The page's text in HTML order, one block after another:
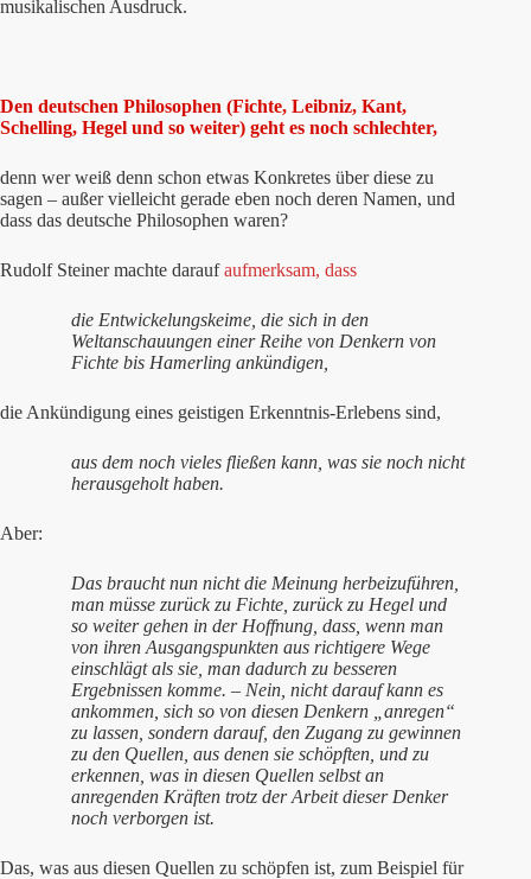
musikalischen Ausdruck.
Den deutschen Philosophen (Fichte, Leibniz, Kant,
Schelling, Hegel und so weiter) geht es noch schlechter,
denn wer weiß denn schon etwas Konkretes über diese zu
sagen – außer vielleicht gerade eben noch deren Namen, und
dass das deutsche Philosophen waren?
Rudolf Steiner machte daraufaufmerksam, dass
die Entwickelungskeime, die sich in den
Weltanschauungen einer Reihe von Denkern von
Fichte bis Hamerling ankündigen,
die Ankündigung eines geistigen Erkenntnis-Erlebens sind,
aus dem noch vieles fließen kann, was sie noch nicht
herausgeholt haben.
Aber:
Das braucht nun nicht die Meinung herbeizuführen,
man müsse zurück zu Fichte, zurück zu Hegel und
so weiter gehen in der Hoffnung, dass, wenn man
von ihren Ausgangspunkten aus richtigere Wege
einschlägt als sie, man dadurch zu besseren
Ergebnissen komme. – Nein, nicht darauf kann es
ankommen, sich so von diesen Denkern „anregen“
zu lassen, sondern darauf, den Zugang zu gewinnen
zu den Quellen, aus denen sie schöpften, und zu
erkennen, was in diesen Quellen selbst an
anregenden Kräften trotz der Arbeit dieser Denker
noch verborgen ist.
Das, was aus diesen Quellen zu schöpfen ist, zum Beispiel für